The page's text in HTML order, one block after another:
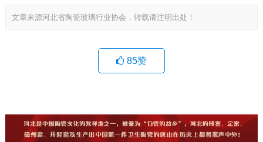
文章来源河北省陶瓷玻璃行业协会，转载请注明出处！
85赞